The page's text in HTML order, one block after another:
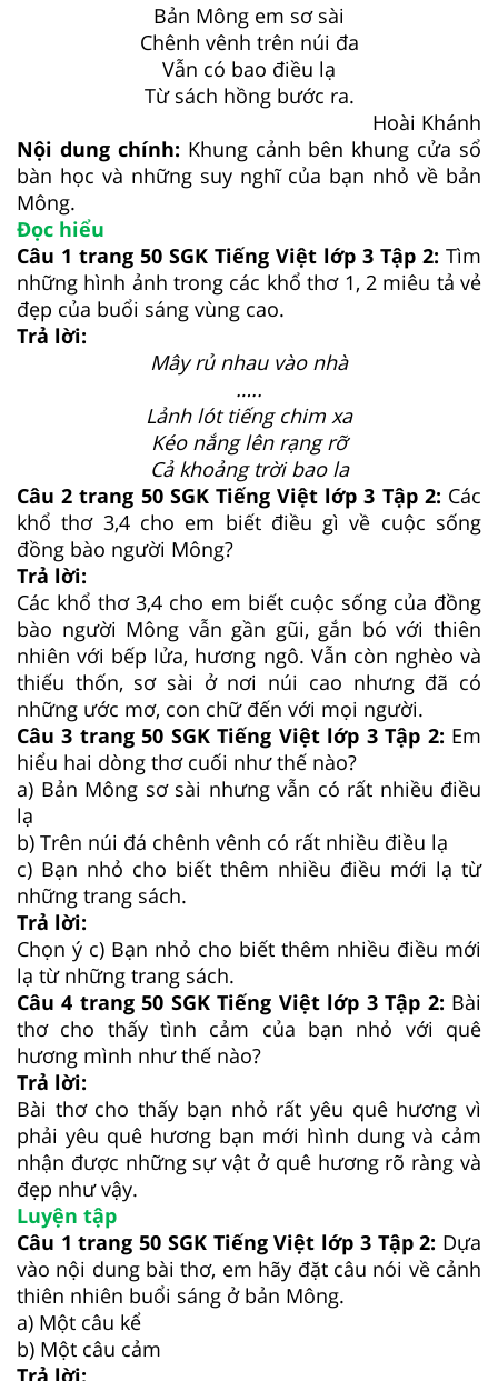
Bản Mông em sơ sài
Chênh vênh trên núi đa
Vẫn có bao điều lạ
Từ sách hồng bước ra.
Hoài Khánh
Nội dung chính: Khung cảnh bên khung cửa sổ
bàn học và những suy nghĩ của bạn nhỏ về bản
Mông.
Đọc hiểu
Câu 1 trang 50 SGK Tiếng Việt lớp 3 Tập 2: Tìm
những hình ảnh trong các khổ thơ 1, 2 miêu tả vẻ
đẹp của buổi sáng vùng cao.
Trả lời:
Mây rủ nhau vào nhà
…..
Lảnh lót tiếng chim xa
Kéo nắng lên rạng rỡ
Cả khoảng trời bao la
Câu 2 trang 50 SGK Tiếng Việt lớp 3 Tập 2: Các
khổ thơ 3,4 cho em biết điều gì về cuộc sống
đồng bào người Mông?
Trả lời:
Các khổ thơ 3,4 cho em biết cuộc sống của đồng
bào người Mông vẫn gần gũi, gắn bó với thiên
nhiên với bếp lửa, hương ngô. Vẫn còn nghèo và
thiếu thốn, sơ sài ở nơi núi cao nhưng đã có
những ước mơ, con chữ đến với mọi người.
Câu 3 trang 50 SGK Tiếng Việt lớp 3 Tập 2: Em
hiểu hai dòng thơ cuối như thế nào?
a) Bản Mông sơ sài nhưng vẫn có rất nhiều điều
lạ
b) Trên núi đá chênh vênh có rất nhiều điều lạ
c) Bạn nhỏ cho biết thêm nhiều điều mới lạ từ
những trang sách.
Trả lời:
Chọn ý c) Bạn nhỏ cho biết thêm nhiều điều mới
lạ từ những trang sách.
Câu 4 trang 50 SGK Tiếng Việt lớp 3 Tập 2: Bài
thơ cho thấy tình cảm của bạn nhỏ với quê
hương mình như thế nào?
Trả lời:
Bài thơ cho thấy bạn nhỏ rất yêu quê hương vì
phải yêu quê hương bạn mới hình dung và cảm
nhận được những sự vật ở quê hương rõ ràng và
đẹp như vậy.
Luyện tập
Câu 1 trang 50 SGK Tiếng Việt lớp 3 Tập 2: Dựa
vào nội dung bài thơ, em hãy đặt câu nói về cảnh
thiên nhiên buổi sáng ở bản Mông.
a) Một câu kể
b) Một câu cảm
Trả lời: